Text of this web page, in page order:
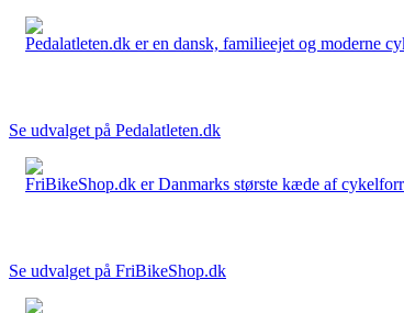
Pedalatleten.dk er en dansk, familieejet og moderne
Se udvalget på Pedalatleten.dk
FriBikeShop.dk er Danmarks største kæde af
Se udvalget på FriBikeShop.dk